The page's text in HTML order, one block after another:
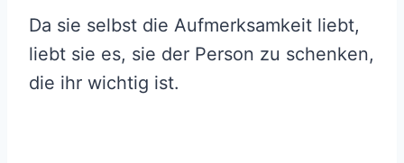
Da sie selbst die Aufmerksamkeit liebt,
liebt sie es, sie der Person zu schenken,
die ihr wichtig ist.